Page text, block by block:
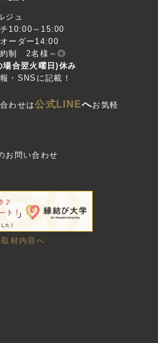
ジュ
10:00～15:00
ーダー14:00
約制 2名様～◎
場合翌火曜日)休み
・SNSに記載！
わせは公式LINEへお気軽
お問い合わせ
材内容へ